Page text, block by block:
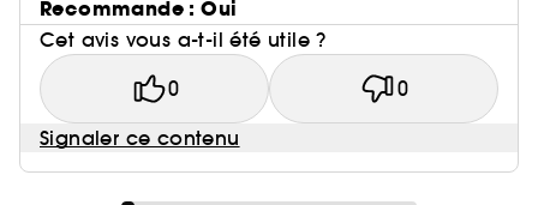
Recommande : Oui
Cet avis vous a-t-il été utile ?
0 0
Signaler ce contenu